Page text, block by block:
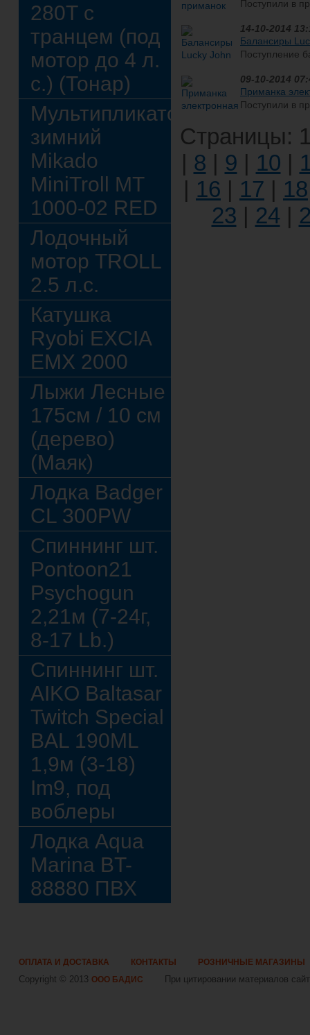
280Т с
транцем (под
мотор до 4 л.
с.) (Тонар)
Мультипликатор
зимний
Mikado
MiniTroll MT
1000-02 RED
Лодочный
мотор TROLL
2.5 л.с.
Катушка
Ryobi EXCIA
EMX 2000
Лыжи Лесные
175см / 10 см
(дерево)
(Маяк)
Лодка Badger
CL 300PW
Спиннинг шт.
Pontoon21
Psychogun
2,21м (7-24г,
8-17 Lb.)
Спиннинг шт.
AIKO Baltasar
Twitch Special
BAL 190ML
1,9м (3-18)
Im9, под
воблеры
Лодка Aqua
Marina BT-
88880 ПВХ
Поступили в
хранения
пластик...
14-10-2014
Балансиры
Поступление
CLASSICСамая09-10-2014
Приманка
Поступили в
модификация прибора с
зву...
Страницы:
| 8 | 9 | 10 |
| 16 | 17 | 18
23 | 24 |
ОПЛАТА И ДОСТАВКА КОНТАКТЫ РОЗНИЧНЫЕ МАГАЗИНЫ
Copyright © 2013 ООО БАДИС При цитировании материалов